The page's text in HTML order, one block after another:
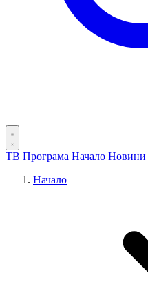
ТВ Програма Начало Новини
Начало